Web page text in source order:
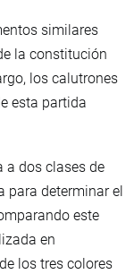
similares
la constitución
los calutrones
esta partida
a dos clases de
para determinar el
este
en
los tres colores